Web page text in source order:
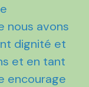
nous avons
dignité et
et en tant
encourage